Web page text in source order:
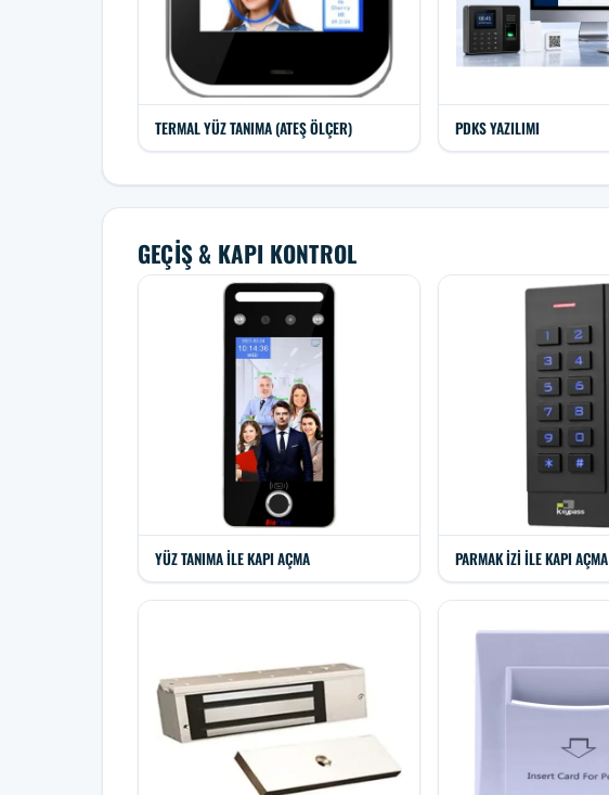
TERMAL YÜZ TANIMA (ATEŞ ÖLÇER) PDKS YAZILIMI
GEÇIŞ & KAPI KONTROL
YÜZ TANIMA ILE KAPI AÇMA PARMAK İZI ILE KAPI AÇMA